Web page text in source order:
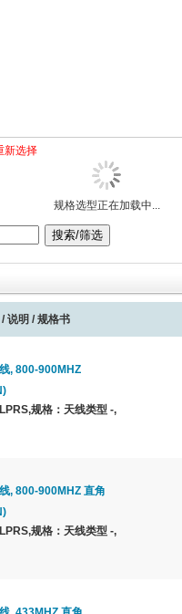
新选择
规格选型正在加载中...
说明 / 规格书
, 800-900MHZ
规格：天线类型 -,
, 800-900MHZ 直角
规格：天线类型 -,